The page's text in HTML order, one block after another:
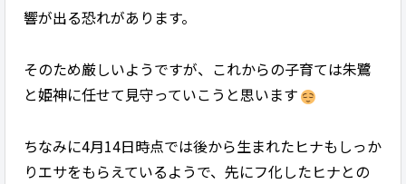
響が出る恐れがあります。
そのため厳しいようですが、これからの子育ては朱鷺
と姫神に任せて見守っていこうと思います
ちなみに4月14日時点では後から生まれたヒナもしっか
りエサをもらえているようで、先にフ化したヒナとの